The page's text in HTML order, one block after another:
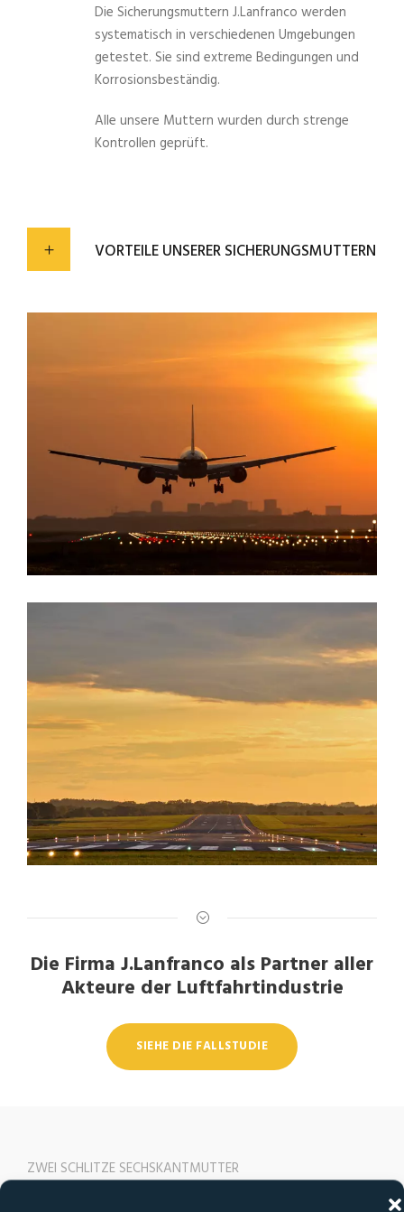
Die Sicherungsmuttern J.Lanfranco werden
systematisch in verschiedenen Umgebungen
getestet. Sie sind extreme Bedingungen und
Korrosionsbeständig.
Alle unsere Muttern wurden durch strenge
Kontrollen geprüft.
VORTEILE UNSERER SICHERUNGSMUTTERN
Die Firma J.Lanfranco als Partner aller
Akteure der Luftfahrtindustrie
SIEHE DIE FALLSTUDIE
ZWEI SCHLITZE SECHSKANTMUTTER